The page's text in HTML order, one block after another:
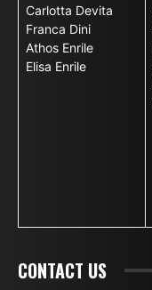
Carlotta Devita
Franca Dini
Athos Enrile
Elisa Enrile
CONTACT US